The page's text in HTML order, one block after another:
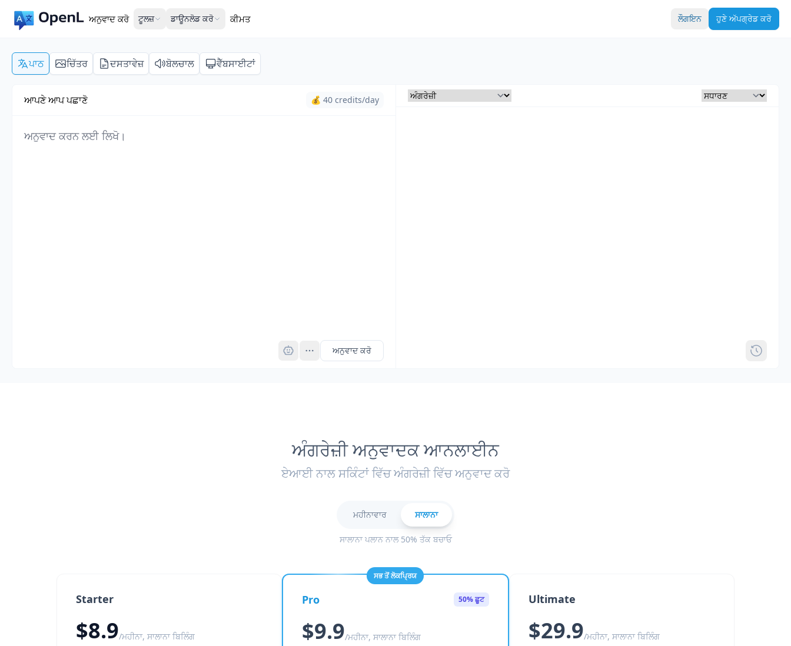
ਅਨੁਵਾਦ ਕਰੋ ਟੂਲਜ਼ ਡਾਊਨਲੋਡ ਕਰੋ ਕੀਮਤ ਲੌਗਇਨ ਹੁਣੇ ਅੱਪਗ੍ਰੇਡ ਕਰੋ
ਪਾਠ ਚਿੱਤਰ ਦਸਤਾਵੇਜ਼ ਬੋਲਚਾਲ ਵੈੱਬਸਾਈਟਾਂ
ਆਪਣੇ ਆਪ ਪਛਾਣੋ 💰 40 credits/day
ਅਨੁਵਾਦ ਕਰੋ
ਅੰਗਰੇਜ਼ੀ ਅਨੁਵਾਦਕ ਆਨਲਾਈਨ
ਏਆਈ ਨਾਲ ਸਕਿੰਟਾਂ ਵਿੱਚ ਅੰਗਰੇਜ਼ੀ ਵਿੱਚ ਅਨੁਵਾਦ ਕਰੋ
ਮਹੀਨਾਵਾਰ ਸਾਲਾਨਾ
ਸਾਲਾਨਾ ਪਲਾਨ ਨਾਲ 50% ਤੱਕ ਬਚਾਓ
Starter
$8.9/ਮਹੀਨਾ, ਸਾਲਾਨਾ ਬਿਲਿੰਗ
ਸਭ ਤੋਂ ਲੋਕਪ੍ਰਿਯ
Pro 50% ਛੂਟ
$9.9/ਮਹੀਨਾ, ਸਾਲਾਨਾ ਬਿਲਿੰਗ
Ultimate
$29.9/ਮਹੀਨਾ, ਸਾਲਾਨਾ ਬਿਲਿੰਗ